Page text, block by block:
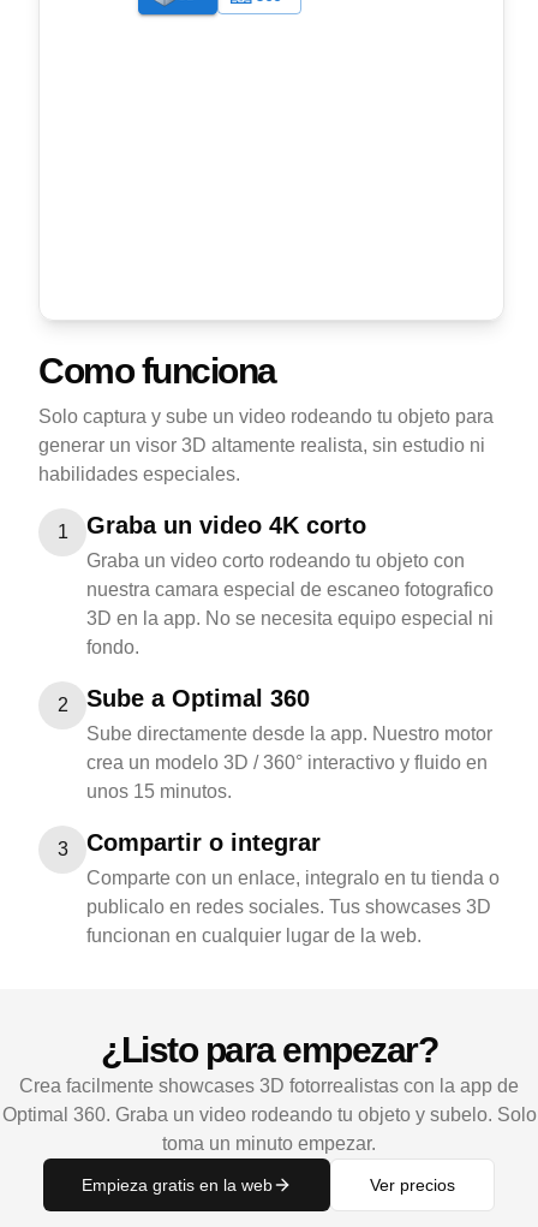
Como funciona
Solo captura y sube un video rodeando tu objeto para
generar un visor 3D altamente realista, sin estudio ni
habilidades especiales.
1 Graba un video 4K corto
Graba un video corto rodeando tu objeto con
nuestra camara especial de escaneo fotografico
3D en la app. No se necesita equipo especial ni
fondo.
2 Sube a Optimal 360
Sube directamente desde la app. Nuestro motor
crea un modelo 3D / 360° interactivo y fluido en
unos 15 minutos.
3 Compartir o integrar
Comparte con un enlace, integralo en tu tienda o
publicalo en redes sociales. Tus showcases 3D
funcionan en cualquier lugar de la web.
¿Listo para empezar?
Crea facilmente showcases 3D fotorrealistas con la app de
Optimal 360. Graba un video rodeando tu objeto y subelo. Solo
toma un minuto empezar.
Empieza gratis en la web Ver precios